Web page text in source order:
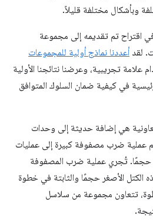
وبأشكال مختلفة قليلاً.
اقتراح تم تقديمه إلى مجموعة
أعددنا نماذج أولية للمجموعات
علامة تجريبية، وعرضنا نتائجنا الأولية
في كيفية ضمان السلوك المتوافق
هي إضافة حديثة إلى وحدات
عملية ضرب مصفوفة كبيرة إلى عمليات
تُجري عملية ضرب المصفوفة
الكتل الأصغر حجمًا والثابتة في خطوة
تتعاون مجموعة من سلاسل